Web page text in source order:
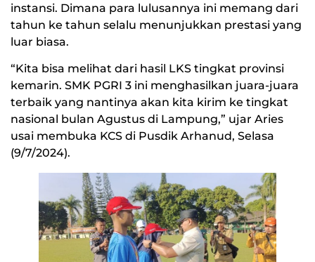
instansi. Dimana para lulusannya ini memang dari
tahun ke tahun selalu menunjukkan prestasi yang
luar biasa.
“Kita bisa melihat dari hasil LKS tingkat provinsi
kemarin. SMK PGRI 3 ini menghasilkan juara-juara
terbaik yang nantinya akan kita kirim ke tingkat
nasional bulan Agustus di Lampung,” ujar Aries
usai membuka KCS di Pusdik Arhanud, Selasa
(9/7/2024).